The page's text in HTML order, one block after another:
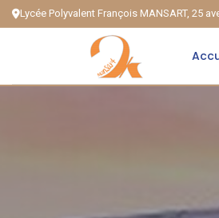
Lycée Polyvalent François MANSART, 25